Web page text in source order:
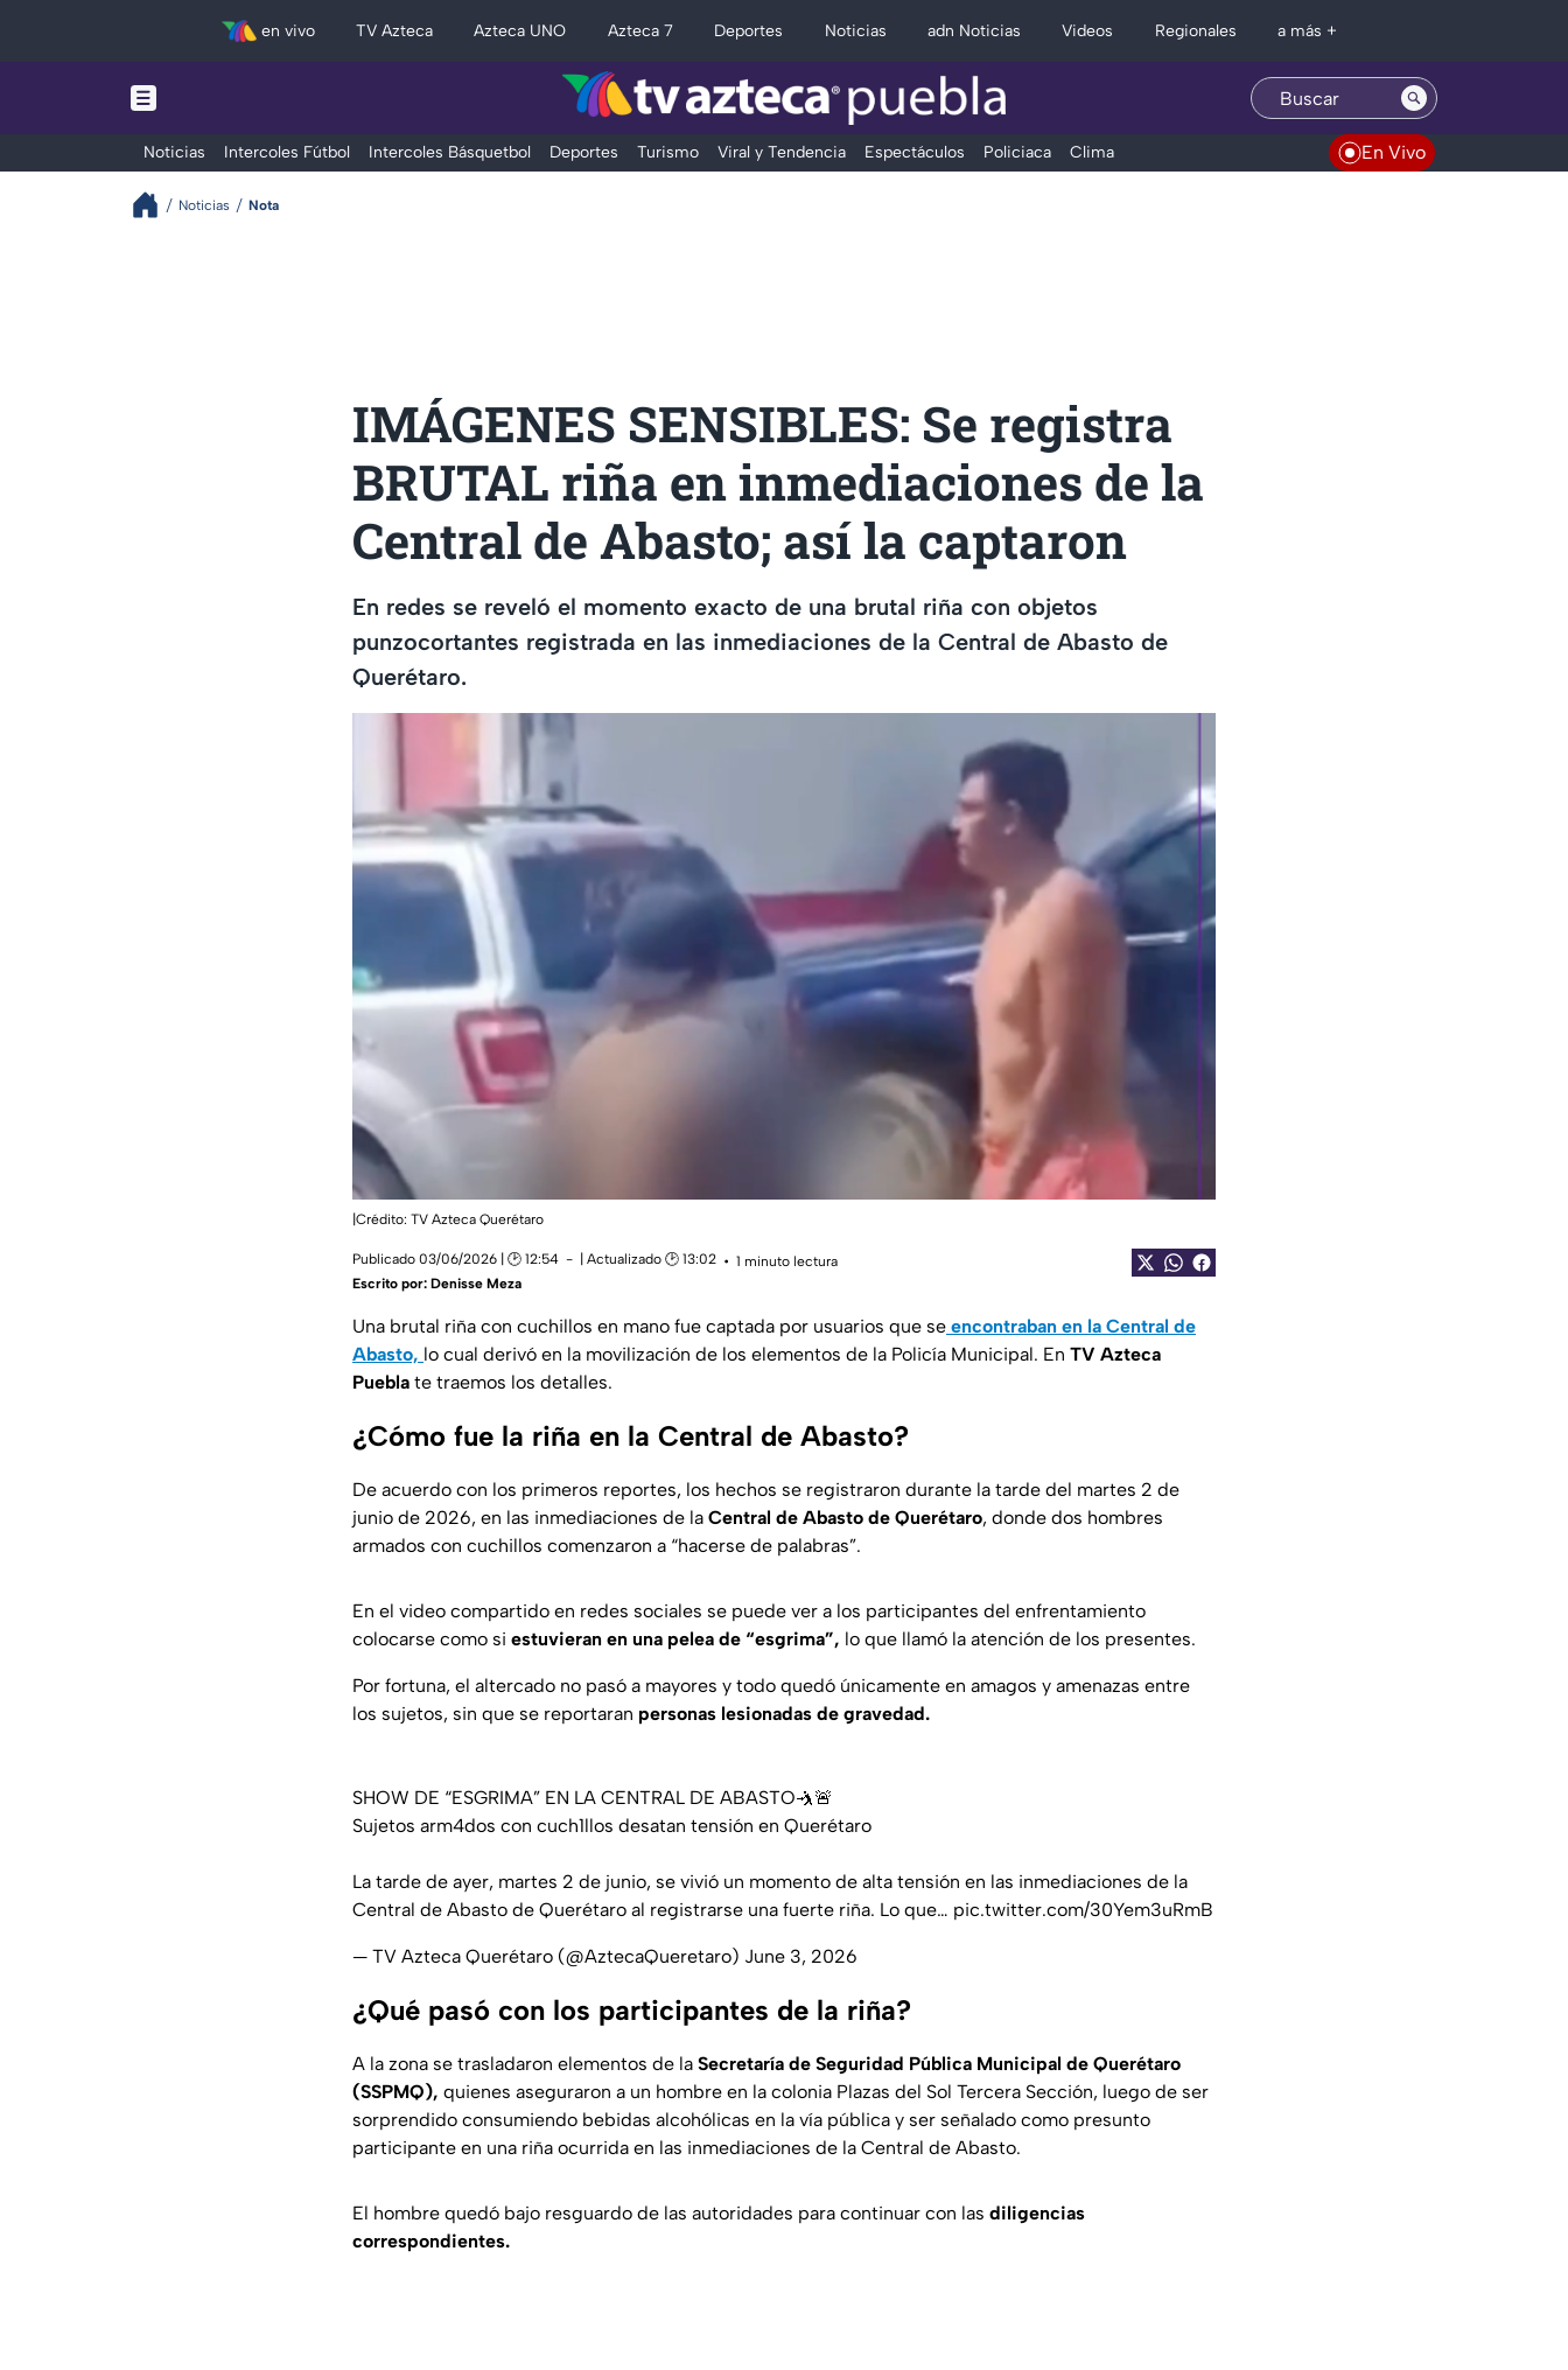
en vivo TV Azteca Azteca UNO Azteca 7 Deportes Noticias adn Noticias Videos Regionales a más +
Noticias Intercoles Fútbol Intercoles Básquetbol Deportes Turismo Viral y Tendencia Espectáculos Policiaca Clima En Vivo
Noticias Nota
IMÁGENES SENSIBLES: Se registra
BRUTAL riña en inmediaciones de la
Central de Abasto; así la captaron
En redes se reveló el momento exacto de una brutal riña con objetos
punzocortantes registrada en las inmediaciones de la Central de Abasto de
Querétaro.
|Crédito: TV Azteca Querétaro
Publicado 03/06/2026 | 🕑 12:54 | Actualizado 🕑 13:02
1 minuto lectura
Escrito por: Denisse Meza
Una brutal riña con cuchillos en mano fue captada por usuarios que se encontraban en la Central de
Abasto, lo cual derivó en la movilización de los elementos de la Policía Municipal. En TV Azteca
Puebla te traemos los detalles.
¿Cómo fue la riña en la Central de Abasto?
De acuerdo con los primeros reportes, los hechos se registraron durante la tarde del martes 2 de
junio de 2026, en las inmediaciones de la Central de Abasto de Querétaro, donde dos hombres
armados con cuchillos comenzaron a “hacerse de palabras”.
En el video compartido en redes sociales se puede ver a los participantes del enfrentamiento
colocarse como si estuvieran en una pelea de “esgrima”, lo que llamó la atención de los presentes.
Por fortuna, el altercado no pasó a mayores y todo quedó únicamente en amagos y amenazas entre
los sujetos, sin que se reportaran personas lesionadas de gravedad.
SHOW DE “ESGRIMA” EN LA CENTRAL DE ABASTO🤺🚨
Sujetos arm4dos con cuch1llos desatan tensión en Querétaro
La tarde de ayer, martes 2 de junio, se vivió un momento de alta tensión en las inmediaciones de la
Central de Abasto de Querétaro al registrarse una fuerte riña. Lo que… pic.twitter.com/30Yem3uRmB
— TV Azteca Querétaro (@AztecaQueretaro) June 3, 2026
¿Qué pasó con los participantes de la riña?
A la zona se trasladaron elementos de la Secretaría de Seguridad Pública Municipal de Querétaro
(SSPMQ), quienes aseguraron a un hombre en la colonia Plazas del Sol Tercera Sección, luego de ser
sorprendido consumiendo bebidas alcohólicas en la vía pública y ser señalado como presunto
participante en una riña ocurrida en las inmediaciones de la Central de Abasto.
El hombre quedó bajo resguardo de las autoridades para continuar con las diligencias
correspondientes.